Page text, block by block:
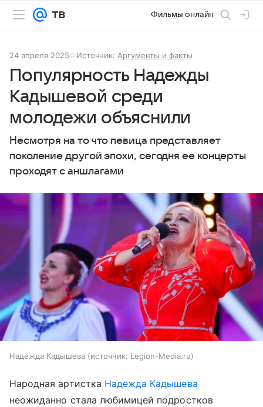
Фильмы онлайн
24 апреля 2025 Источник: Аргументы и факты
Популярность Надежды
Кадышевой среди
молодежи объяснили
Несмотря на то что певица представляет
поколение другой эпохи, сегодня ее концерты
проходят с аншлагами
Надежда Кадышева источник: Legion-Media.ru
Народная артистка Надежда Кадышева
неожиданно стала любимицей подростков